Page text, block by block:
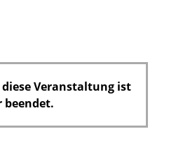
Veranstaltung ist
beendet.